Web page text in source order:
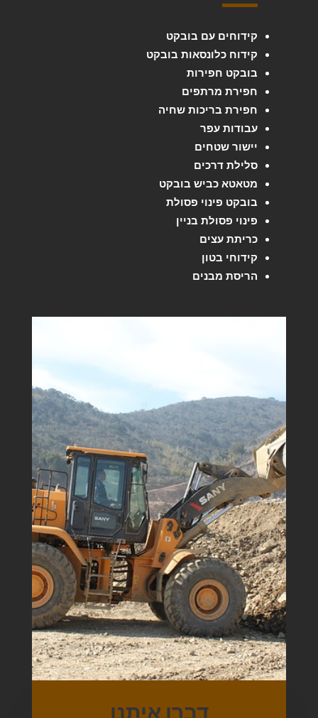
קידוחים עם בובקט
קידוח כלונסאות בובקט
בובקט חפירות
חפירת מרתפים
חפירת בריכות שחיה
עבודות עפר
יישור שטחים
סלילת דרכים
מטאטא כביש בובקט
בובקט פינוי פסולת
פינוי פסולת בניין
כריתת עצים
קידוחי בטון
הריסת מבנים
דברו איתנו